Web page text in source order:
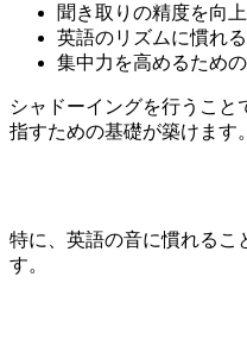
聞き取りの精度を向
英語のリズムに慣れる
集中力を高めるため
シャドーイングを行うこと
指すための基礎が築けます。
特に、英語の音に慣れるこ
す。